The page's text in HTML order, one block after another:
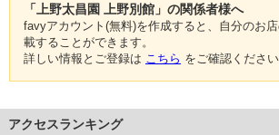
「上野太昌園 上野別館」の関係者様へ
favyアカウント(無料)を作成すると、自分のお
載することができます。
詳しい情報とご登録は こちら をご確認ください
アクセスランキング